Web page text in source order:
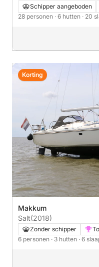
Schipper aangeboden
28 personen · 6 hutten · 20
Makkum
Salt(2018)
Zonder schipper
6 personen · 3 hutten · 6
Korting